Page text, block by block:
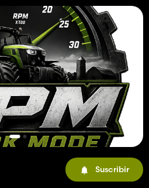
Suscribir